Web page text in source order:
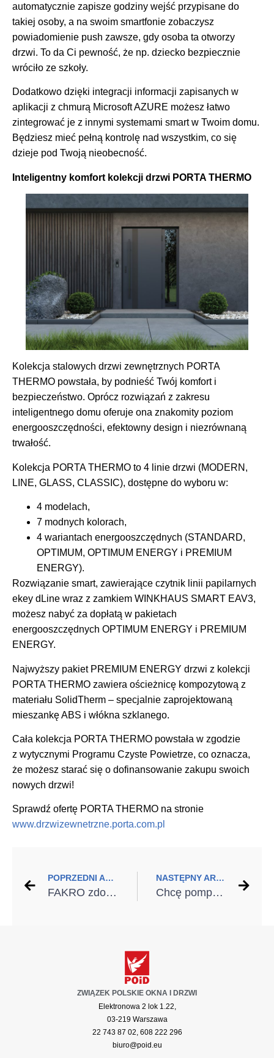
automatycznie zapisze godziny wejść przypisane do
takiej osoby, a na swoim smartfonie zobaczysz
powiadomienie push zawsze, gdy osoba ta otworzy
drzwi. To da Ci pewność, że np. dziecko bezpiecznie
wróciło ze szkoły.
Dodatkowo dzięki integracji informacji zapisanych w
aplikacji z chmurą Microsoft AZURE możesz łatwo
zintegrować je z innymi systemami smart w Twoim domu.
Będziesz mieć pełną kontrolę nad wszystkim, co się
dzieje pod Twoją nieobecność.
Inteligentny komfort kolekcji drzwi PORTA THERMO
Kolekcja stalowych drzwi zewnętrznych PORTA
THERMO powstała, by podnieść Twój komfort i
bezpieczeństwo. Oprócz rozwiązań z zakresu
inteligentnego domu oferuje ona znakomity poziom
energooszczędności, efektowny design i niezrównaną
trwałość.
Kolekcja PORTA THERMO to 4 linie drzwi (MODERN,
LINE, GLASS, CLASSIC), dostępne do wyboru w:
4 modelach,
7 modnych kolorach,
4 wariantach energooszczędnych (STANDARD,
OPTIMUM, OPTIMUM ENERGY i PREMIUM
ENERGY).
Rozwiązanie smart, zawierające czytnik linii papilarnych
ekey dLine wraz z zamkiem WINKHAUS SMART EAV3,
możesz nabyć za dopłatą w pakietach
energooszczędnych OPTIMUM ENERGY i PREMIUM
ENERGY.
Najwyższy pakiet PREMIUM ENERGY drzwi z kolekcji
PORTA THERMO zawiera ościeżnicę kompozytową z
materiału SolidTherm – specjalnie zaprojektowaną
mieszankę ABS i włókna szklanego.
Cała kolekcja PORTA THERMO powstała w zgodzie
z wytycznymi Programu Czyste Powietrze, co oznacza,
że możesz starać się o dofinansowanie zakupu swoich
nowych drzwi!
Sprawdź ofertę PORTA THERMO na stronie
www.drzwizewnetrzne.porta.com.pl
POPRZEDNI ARTYKUŁ
FAKRO zdobywa Międzynarodową Nagrodę prof. Philipa Kotlera w kategorii Impact Brand
NASTĘPNY ARTYKUŁ
Chcę pompę ciepła – jak nie dać się oszukać? 20 rad
ZWIĄZEK POLSKIE OKNA I DRZWI
Elektronowa 2 lok 1.22,
03-219 Warszawa
22 743 87 02, 608 222 296
biuro@poid.eu